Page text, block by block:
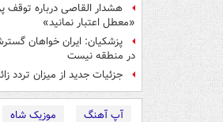
هشدار القاصی درباره توقف
«معطل اعتبار نمانید»
پزشکیان: ایران خواهان
در منطقه نیست
جزئیات جدید از میزان تردد
آپ آهنگ
موزیک شاه